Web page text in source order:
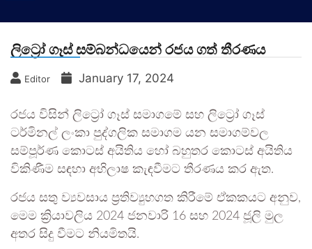
ලිට්‍රෝ ගෑස් සම්බන්ධයෙන් රජය ගත් තීරණය
Editor January 17, 2024
රජය විසින් ලිට්‍රෝ ගෑස් සමාගමේ සහ ලිට්‍රෝ ගෑස්
ටර්මිනල් ලංකා පුද්ගලික සමාගම යන සමාගම්වල
සම්පූර්ණ කොටස් අයිතිය හෝ බහුතර කොටස් අයිතිය
විකිණීම සඳහා අභිලාෂ කැඳවීමට තීරණය කර ඇත.
රජය සතු ව්‍යවසාය ප්‍රතිව්‍යුහගත කිරීමේ ඒකකයට අනුව,
මෙම ක්‍රියාවලිය 2024 ජනවාරි 16 සහ 2024 ජූලි මුල
අතර සිදු වීමට නියමිතයි.